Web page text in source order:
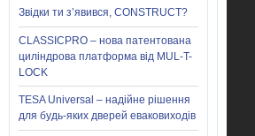
Звідки ти з’явився, CONSTRUCT?
CLASSICPRO – нова патентована
циліндрова платформа від MUL-T-
LOCK
TESA Universal – надійне рішення
для будь-яких дверей еваковиходів